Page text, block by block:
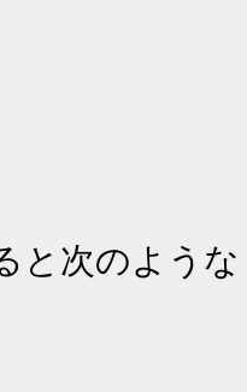
と次のよう